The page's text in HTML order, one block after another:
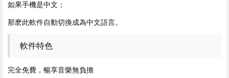
如果手機是中文；
那麽此軟件自動切換成為中文語言。
軟件特色
完全免費，暢享音樂無負擔